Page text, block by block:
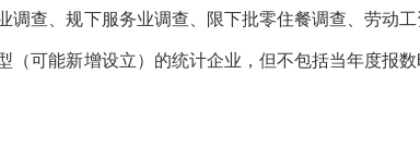
查、规下服务业调查、限下批零住餐调查、劳动工
（可能新增设立）的统计企业，但不包括当年度报